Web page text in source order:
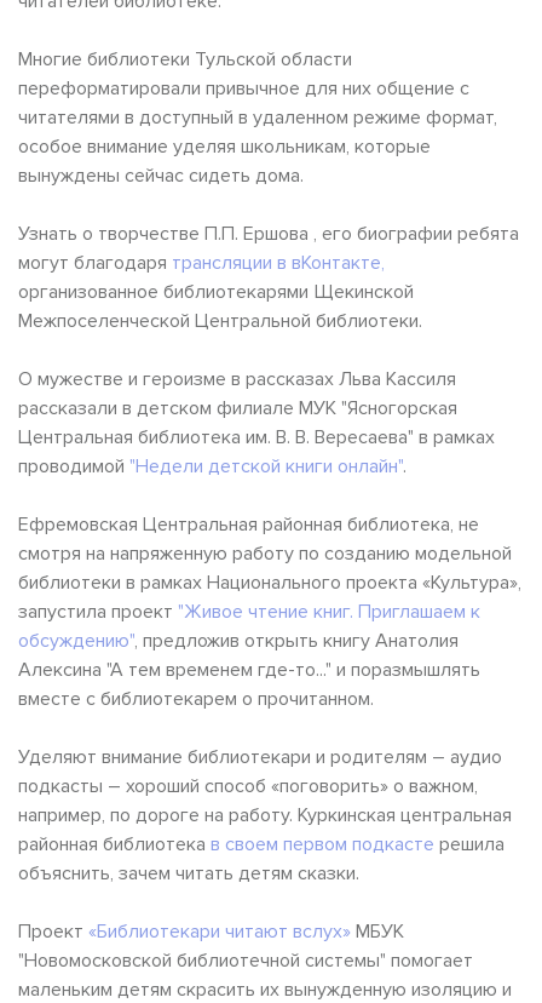
Многие библиотеки Тульской области
переформатировали привычное для них общение с
читателями в доступный в удаленном режиме формат,
особое внимание уделяя школьникам, которые
вынуждены сейчас сидеть дома.
Узнать о творчестве П.П. Ершова , его биографии ребята
могут благодаря трансляции в вКонтакте,
организованное библиотекарями Щекинской
Межпоселенческой Центральной библиотеки.
О мужестве и героизме в рассказах Льва Кассиля
рассказали в детском филиале МУК "Ясногорская
Центральная библиотека им. В. В. Вересаева" в рамках
проводимой "Недели детской книги онлайн".
Ефремовская Центральная районная библиотека, не
смотря на напряженную работу по созданию модельной
библиотеки в рамках Национального проекта «Культура»,
запустила проект "Живое чтение книг. Приглашаем к
обсуждению", предложив открыть книгу Анатолия
Алексина "А тем временем где-то..." и поразмышлять
вместе с библиотекарем о прочитанном.
Уделяют внимание библиотекари и родителям – аудио
подкасты – хороший способ «поговорить» о важном,
например, по дороге на работу. Куркинская центральная
районная библиотека в своем первом подкасте решила
объяснить, зачем читать детям сказки.
Проект «Библиотекари читают вслух» МБУК
"Новомосковской библиотечной системы" помогает
маленьким детям скрасить их вынужденную изоляцию и